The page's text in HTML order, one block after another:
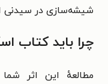
شیشه‌سازی در
چرا باید کتاب
مطالعهٔ این اثر